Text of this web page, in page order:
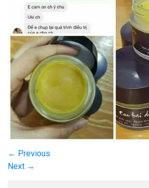
← Previous
Next →